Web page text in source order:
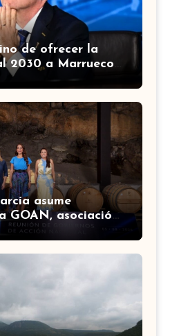
de ofrecer la
2030 a Marruecos
asume
GOAN, asociación
de Acción